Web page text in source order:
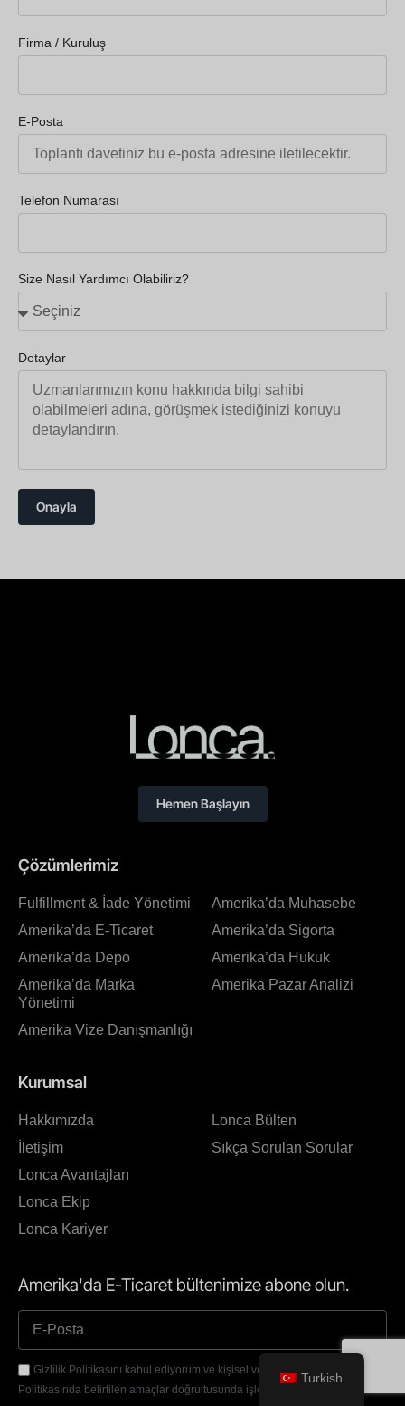
Firma / Kuruluş
E-Posta
Telefon Numarası
Size Nasıl Yardımcı Olabiliriz?
Detaylar
Onayla
Çözümlerimiz
Fulfillment & İade Yönetimi
Amerika’da E-Ticaret
Amerika’da Depo
Amerika’da Marka
Yönetimi
Amerika Vize Danışmanlığı
Amerika’da Muhasebe
Amerika’da Sigorta
Amerika’da Hukuk
Amerika Pazar Analizi
Kurumsal
Hakkımızda
İletişim
Lonca Avantajları
Lonca Ekip
Lonca Kariyer
Lonca Bülten
Sıkça Sorulan Sorular
Amerika'da E-Ticaret bültenimize abone olun.
Gizlilik Politikasını kabul ediyorum ve kişisel verilerimin Gizlilik
Politikasında belirtilen amaçlar doğrultusunda işlenmesine izin veriyorum.
Hemen Başlayın
Turkish